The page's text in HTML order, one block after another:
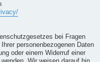
bei Fragen
personenbezogenen Daten
oder einem Widerruf einer